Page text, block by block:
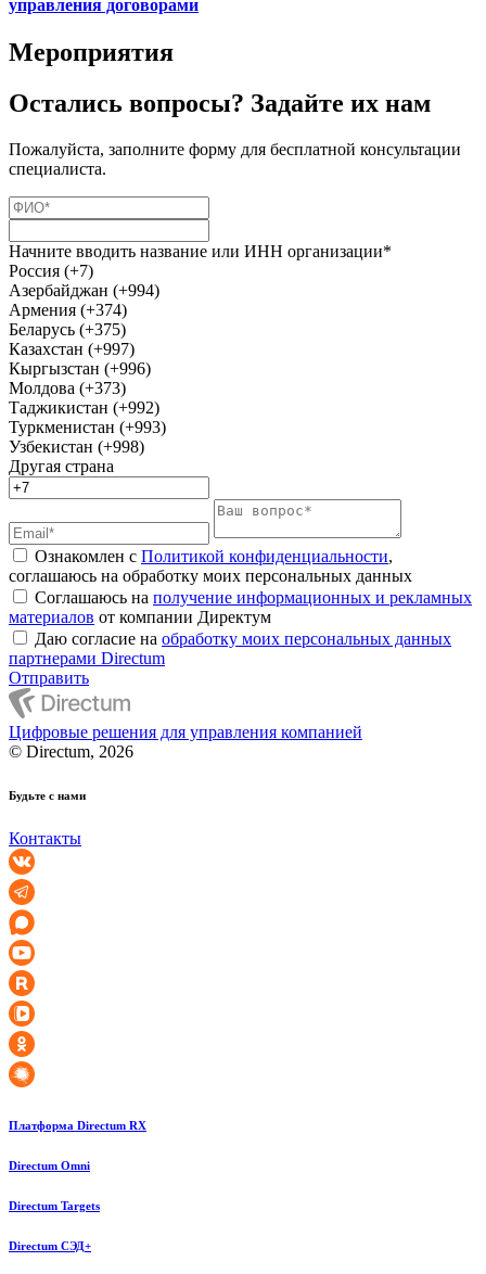
управления договорами
Мероприятия
Остались вопросы? Задайте их нам
Пожалуйста, заполните форму для бесплатной консультации
специалиста.
Начните вводить название или ИНН организации*
Россия (+7)
Азербайджан (+994)
Армения (+374)
Беларусь (+375)
Казахстан (+997)
Кыргызстан (+996)
Молдова (+373)
Таджикистан (+992)
Туркменистан (+993)
Узбекистан (+998)
Другая страна
Ознакомлен с Политикой конфиденциальности,
соглашаюсь на обработку моих персональных данных
Соглашаюсь на получение информационных и рекламных
материалов от компании Директум
Даю согласие на обработку моих персональных данных
партнерами Directum
Отправить
Цифровые решения для управления компанией
© Directum, 2026
Будьте с нами
Контакты
Платформа Directum RX
Directum Omni
Directum Targets
Directum СЭД+